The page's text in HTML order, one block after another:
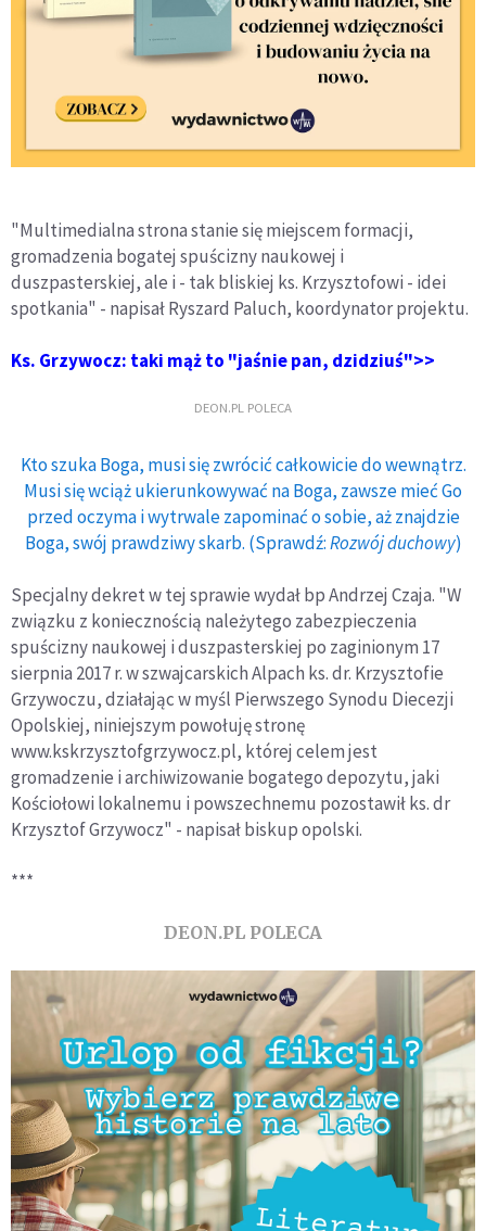
"Multimedialna strona stanie się miejscem formacji,
gromadzenia bogatej spuścizny naukowej i
duszpasterskiej, ale i - tak bliskiej ks. Krzysztofowi - idei
spotkania" - napisał Ryszard Paluch, koordynator projektu.
Ks. Grzywocz: taki mąż to "jaśnie pan, dzidziuś">>
DEON.PL POLECA
Kto szuka Boga, musi się zwrócić całkowicie do wewnątrz.
Musi się wciąż ukierunkowywać na Boga, zawsze mieć Go
przed oczyma i wytrwale zapominać o sobie, aż znajdzie
Boga, swój prawdziwy skarb. (Sprawdź:Rozwój duchowy)
Specjalny dekret w tej sprawie wydał bp Andrzej Czaja. "W
związku z koniecznością należytego zabezpieczenia
spuścizny naukowej i duszpasterskiej po zaginionym 17
sierpnia 2017 r. w szwajcarskich Alpach ks. dr. Krzysztofie
Grzywoczu, działając w myśl Pierwszego Synodu Diecezji
Opolskiej, niniejszym powołuję stronę
www.kskrzysztofgrzywocz.pl, której celem jest
gromadzenie i archiwizowanie bogatego depozytu, jaki
Kościołowi lokalnemu i powszechnemu pozostawił ks. dr
Krzysztof Grzywocz" - napisał biskup opolski.
***
DEON.PL POLECA